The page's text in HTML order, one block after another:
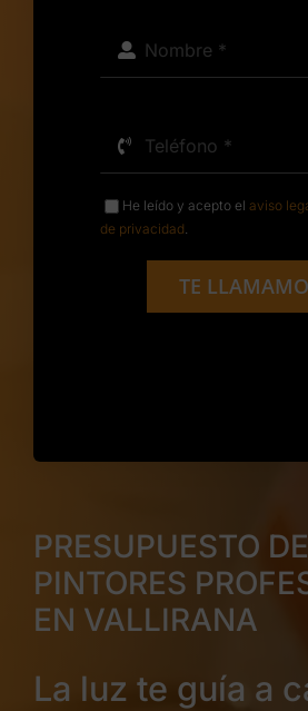
He leído y acepto el aviso
de privacidad.
TE
PRESUPUESTO DE
PINTORES
EN VALLIRANA
La luz te guía a